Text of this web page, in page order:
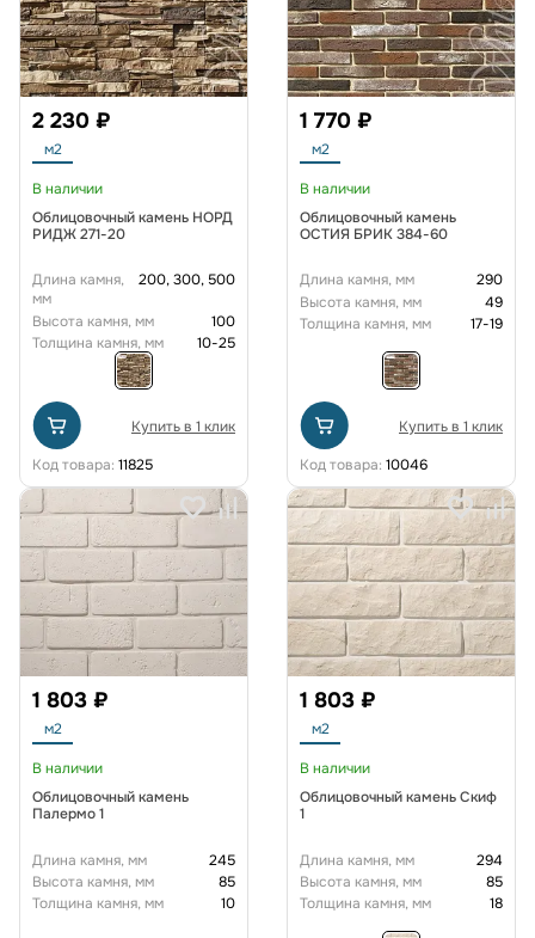
2 230 ₽
м2
В наличии
Облицовочный камень НОРД
РИДЖ 271-20
Длина камня,
мм
200, 300, 500
Высота камня, мм
100
Толщина камня, мм
10-25
Купить в 1 клик
Код товара: 11825
1 770 ₽
м2
В наличии
Облицовочный камень
ОСТИЯ БРИК 384-60
Длина камня, мм
290
Высота камня, мм
49
Толщина камня, мм
17-19
Купить в 1 клик
Код товара: 10046
1 803 ₽
м2
В наличии
Облицовочный камень
Палермо 1
Длина камня, мм
245
Высота камня, мм
85
Толщина камня, мм
10
1 803 ₽
м2
В наличии
Облицовочный камень Скиф
1
Длина камня, мм
294
Высота камня, мм
85
Толщина камня, мм
18